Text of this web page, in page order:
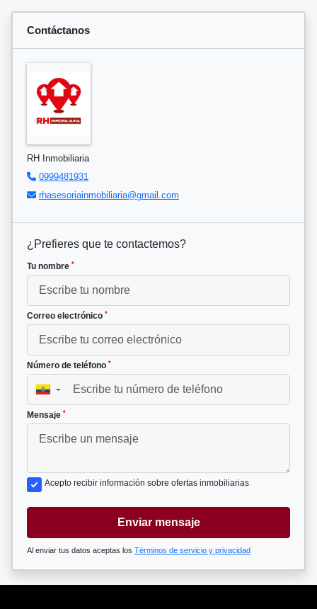
Contáctanos
RH Inmobiliaria
0999481931
rhasesoriainmobiliaria@gmail.com
¿Prefieres que te contactemos?
Tu nombre *
Correo electrónico *
Número de teléfono *
▼
Mensaje *
Acepto recibir información sobre ofertas inmobiliarias
Enviar mensaje
Al enviar tus datos aceptas los Términos de servicio y privacidad